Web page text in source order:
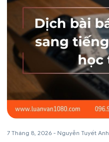
7 Tháng 8, 2026 - Nguyễn Tuyết Anh